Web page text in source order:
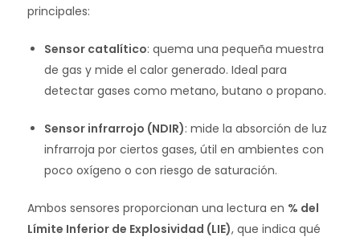
principales:
Sensor catalítico: quema una pequeña muestra
de gas y mide el calor generado. Ideal para
detectar gases como metano, butano o propano.
Sensor infrarrojo (NDIR): mide la absorción de luz
infrarroja por ciertos gases, útil en ambientes con
poco oxígeno o con riesgo de saturación.
Ambos sensores proporcionan una lectura en % del
Límite Inferior de Explosividad (LIE), que indica qué